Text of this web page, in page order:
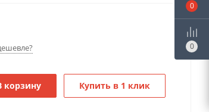
корзину Купить в 1 клик
0
0